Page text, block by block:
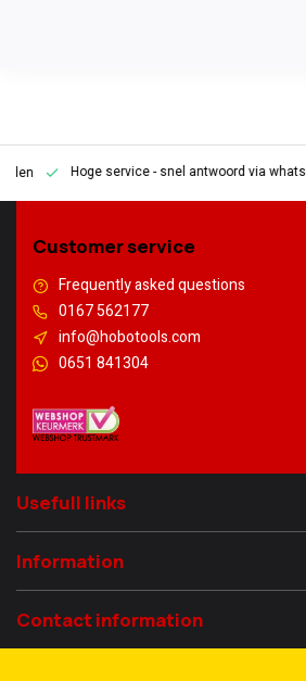
Hoge service- snel antwoord via whatsapp
Customer service
Frequently asked questions
0167 562177
info@hobotools.com
0651 841304
Usefull links
Information
Contact information